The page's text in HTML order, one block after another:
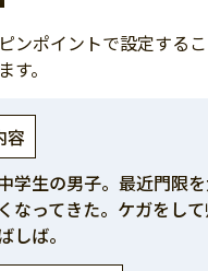
ンポイントで設定する
す。
容
学生の男子。最近門限
なってきた。ケガをし
しば。